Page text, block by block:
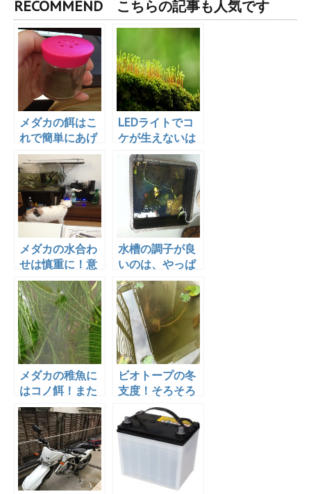
RECOMMEND こちらの記事も人気です
メダカの餌はこ
れで簡単にあげ
られます！便利
グッズの紹介
LEDライトでコ
ケが生えないは
噓？！クリア
LED６００で実
際に試してみ
た！
メダカの水合わ
せは慎重に！意
外と弱いので
す！(再掲載)
水槽の調子が良
いのは、やっぱ
りろ過を見直し
たおかげ？改善
方法を教えま
す！
メダカの稚魚に
はコノ餌！また
稚魚が産まれま
した！
ビオトープの冬
支度！そろそろ
始めましょう
か！